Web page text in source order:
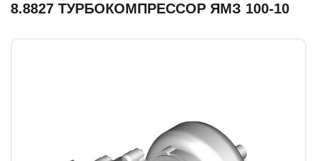
8.8827 ТУРБОКОМПРЕССОР ЯМЗ 100-10